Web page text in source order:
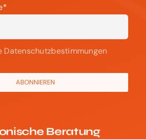
Datenschutzbestimmungen
Beratung